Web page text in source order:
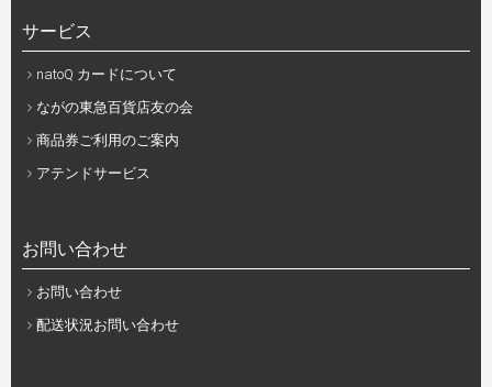
サービス
natoQ カードについて
ながの東急百貨店友の会
商品券ご利用のご案内
アテンドサービス
お問い合わせ
お問い合わせ
配送状況お問い合わせ